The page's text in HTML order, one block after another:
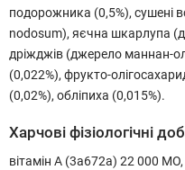
подорожника (0,5%), сушені
nodosum), яєчна шкарлупа
дріжджів (джерело маннан-
(0,022%), фрукто-
(0,02%), обліпиха (0,015%).
Харчові фізіологічні
вітамін A (3a672a) 22 000